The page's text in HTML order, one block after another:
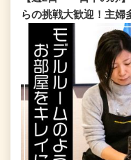
らの挑戦大歓迎！主婦